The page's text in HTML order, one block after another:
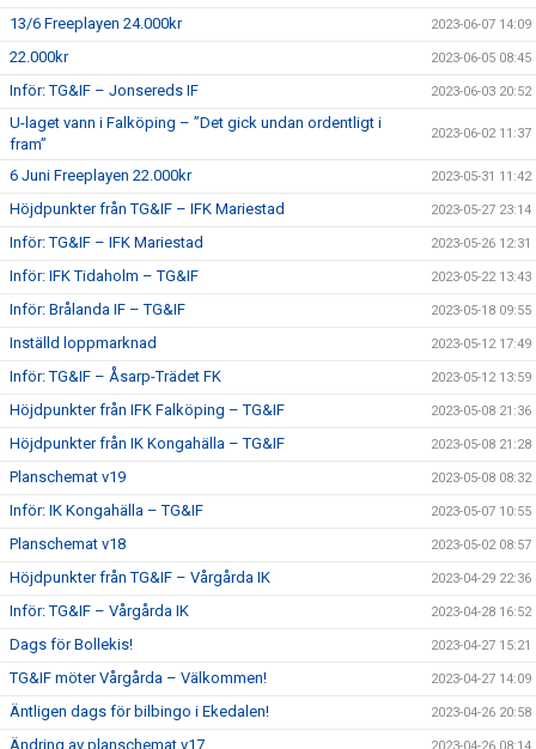
13/6 Freeplayen 24.000kr 2023-06-07 14:09
22.000kr 2023-06-05 08:45
Inför: TG&IF – Jonsereds IF 2023-06-03 20:52
U-laget vann i Falköping – ”Det gick undan ordentligt i
fram”
2023-06-02 11:37
6 Juni Freeplayen 22.000kr 2023-05-31 11:42
Höjdpunkter från TG&IF – IFK Mariestad 2023-05-27 23:14
Inför: TG&IF – IFK Mariestad 2023-05-26 12:31
Inför: IFK Tidaholm – TG&IF 2023-05-22 13:43
Inför: Brålanda IF – TG&IF 2023-05-18 09:55
Inställd loppmarknad 2023-05-12 17:49
Inför: TG&IF – Åsarp-Trädet FK 2023-05-12 13:59
Höjdpunkter från IFK Falköping – TG&IF 2023-05-08 21:36
Höjdpunkter från IK Kongahälla – TG&IF 2023-05-08 21:28
Planschemat v19 2023-05-08 08:32
Inför: IK Kongahälla – TG&IF 2023-05-07 10:55
Planschemat v18 2023-05-02 08:57
Höjdpunkter från TG&IF – Vårgårda IK 2023-04-29 22:36
Inför: TG&IF – Vårgårda IK 2023-04-28 16:52
Dags för Bollekis! 2023-04-27 15:21
TG&IF möter Vårgårda – Välkommen! 2023-04-27 14:09
Äntligen dags för bilbingo i Ekedalen! 2023-04-26 20:58
Ändring av planschemat v17